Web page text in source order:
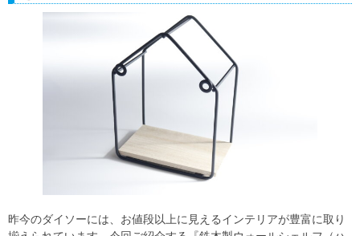
昨今のダイソーには、お値段以上に見えるインテリアが豊富に取り